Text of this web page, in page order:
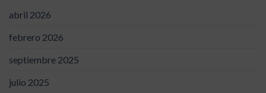
abril 2026
febrero 2026
septiembre 2025
julio 2025